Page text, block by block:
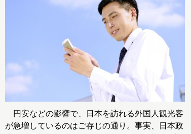
円安などの影響で、日本を訪れる外国人観光客
が急増しているのはご存じの通り。事実、日本政